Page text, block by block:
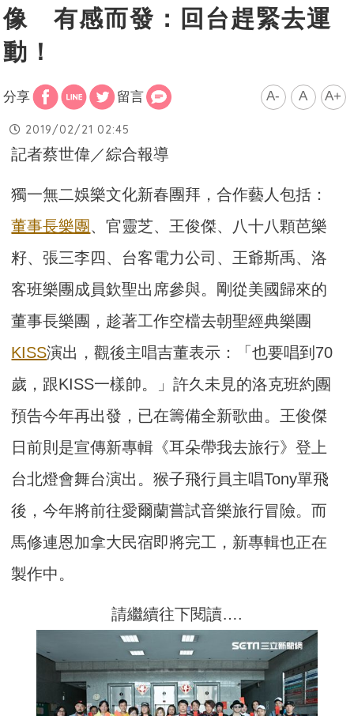
像 有感而發：回台趕緊去運
動！
分享 留言 A- A A+
2019/02/21 02:45
記者蔡世偉／綜合報導
獨一無二娛樂文化新春團拜，合作藝人包括：
董事長樂團 、官靈芝、王俊傑、八十八顆芭樂
籽、張三李四、台客電力公司、王爺斯禹、洛
客班樂團成員欽聖出席參與。剛從美國歸來的
董事長樂團，趁著工作空檔去朝聖經典樂團
KISS演出，觀後主唱吉董表示：「也要唱到70
歲，跟KISS一樣帥。」許久未見的洛克班約團
預告今年再出發，已在籌備全新歌曲。王俊傑
日前則是宣傳新專輯《耳朵帶我去旅行》登上
台北燈會舞台演出。猴子飛行員主唱Tony單飛
後，今年將前往愛爾蘭嘗試音樂旅行冒險。而
馬修連恩加拿大民宿即將完工，新專輯也正在
製作中。
請繼續往下閱讀….